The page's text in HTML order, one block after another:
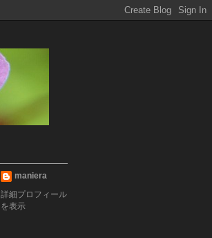
maniera
詳細プロフィール
を表示